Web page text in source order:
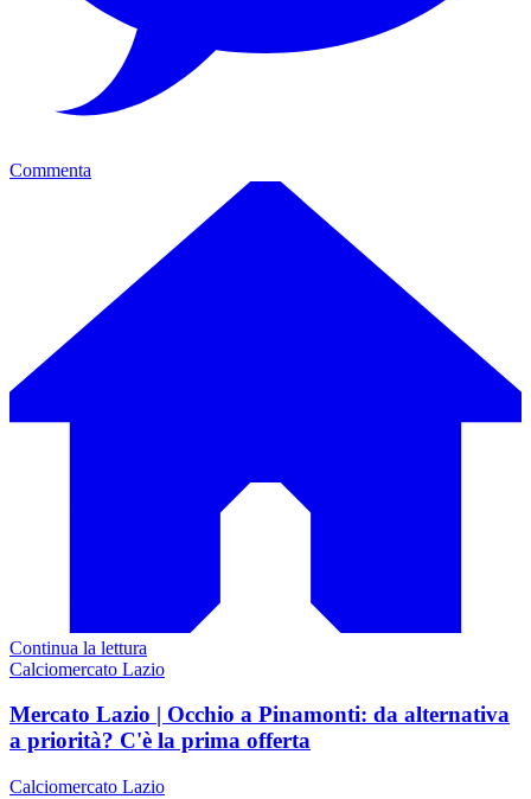
Commenta
Continua la lettura
Calciomercato Lazio
Mercato Lazio | Occhio a Pinamonti: da alternativa
a priorità? C'è la prima offerta
Calciomercato Lazio